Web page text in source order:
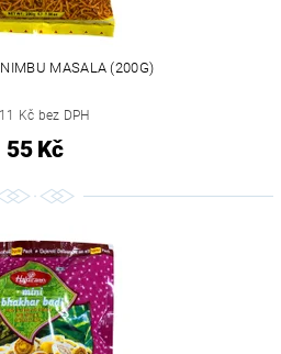
MASALA (200G)
Kč bez DPH
55 Kč